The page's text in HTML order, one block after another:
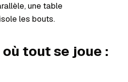
une table
les bouts.
tout se joue :